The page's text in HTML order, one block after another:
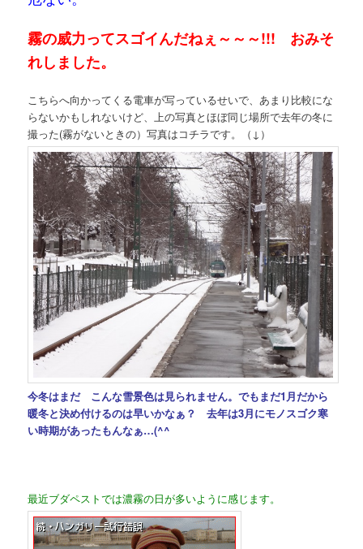
霧の威力ってスゴイんだねぇ～～～!!! おみそ
れしました。
こちらへ向かってくる電車が写っているせいで、あまり比較にな
らないかもしれないけど、上の写真とほぼ同じ場所で去年の冬に
撮った(霧がないときの）写真はコチラです。（↓）
今冬はまだ こんな雪景色は見られません。でもまだ1月だから
暖冬と決め付けるのは早いかなぁ？ 去年は3月にモノスゴク寒
い時期があったもんなぁ…(^^ゞ
最近ブダペストでは濃霧の日が多いように感じます。